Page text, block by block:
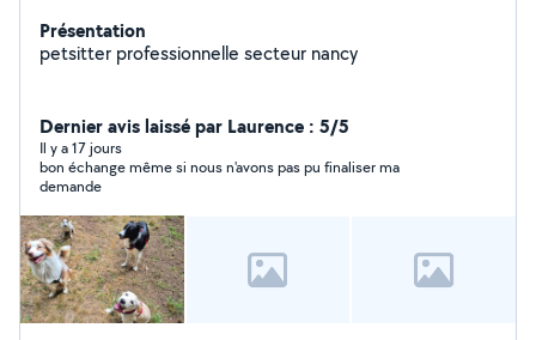
Présentation
petsitter professionnelle secteur nancy
Dernier avis laissé par Laurence : 5/5
Il y a 17 jours
bon échange même si nous n'avons pas pu finaliser ma
demande